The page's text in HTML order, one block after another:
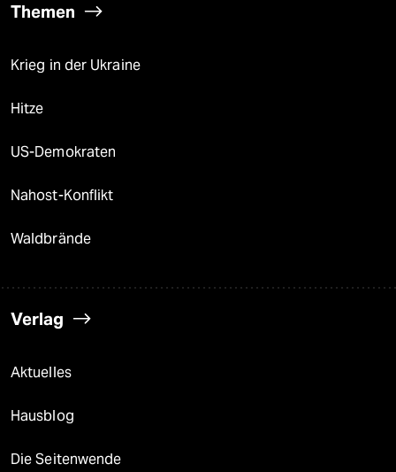
Themen
Krieg in der Ukraine
Hitze
US-Demokraten
Nahost-Konflikt
Waldbrände
Verlag
Aktuelles
Hausblog
Die Seitenwende